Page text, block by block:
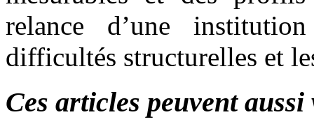
relance d’une
difficultés structurelles et
Ces articles peuvent